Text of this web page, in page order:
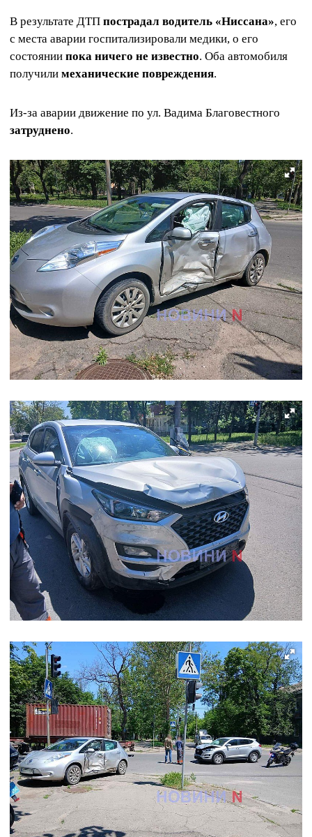
В результате ДТП пострадал водитель «Ниссана», его
с места аварии госпитализировали медики, о его
состоянии пока ничего не известно. Оба автомобиля
получили механические повреждения.
Из-за аварии движение по ул. Вадима Благовестного
затруднено.